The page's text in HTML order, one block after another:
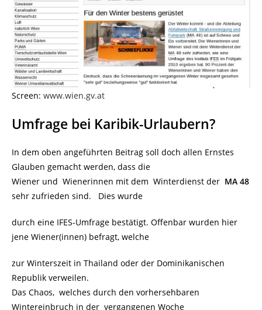
Screen: www.wien.gv.at
Umfrage bei Karibik-Urlaubern?
In dem oben angeführten Beitrag soll doch allen Ernstes
Glauben gemacht werden, dass die
Wiener und Wienerinnen mit dem Winterdienst der MA 48
sehr zufrieden sind. Dies wurde
durch eine IFES-Umfrage bestätigt. Offenbar wurden hier
jene Wiener(innen) befragt, welche
zur Winterszeit in Thailand oder der Dominikanischen
Republik verweilen.
Das Chaos, welches durch den vorhersehbaren
Wintereinbruch in der vergangenen Woche